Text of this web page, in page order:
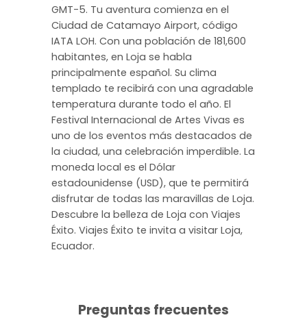
GMT-5. Tu aventura comienza en el
Ciudad de Catamayo Airport, código
IATA LOH. Con una población de 181,600
habitantes, en Loja se habla
principalmente español. Su clima
templado te recibirá con una agradable
temperatura durante todo el año. El
Festival Internacional de Artes Vivas es
uno de los eventos más destacados de
la ciudad, una celebración imperdible. La
moneda local es el Dólar
estadounidense (USD), que te permitirá
disfrutar de todas las maravillas de Loja.
Descubre la belleza de Loja con Viajes
Éxito. Viajes Éxito te invita a visitar Loja,
Ecuador.
Preguntas frecuentes